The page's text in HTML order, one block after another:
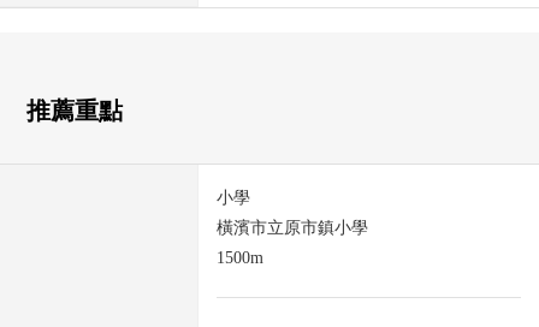
推薦重點
小學
橫濱市立原市鎮小學
1500m